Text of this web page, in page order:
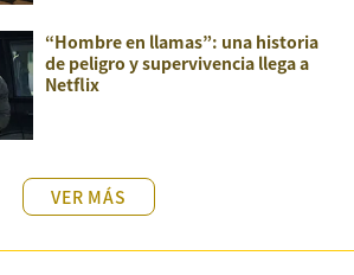
“Hombre en llamas”: una historia
de peligro y supervivencia llega a
Netflix
VER MÁS